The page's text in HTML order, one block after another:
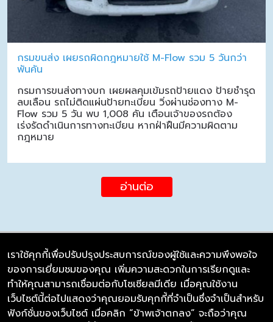
กรมขนส่ง เผยรถผิดกฎหมายใช้ M-Flow รวม 5 วันกว่า
พันคัน
กรมการขนส่งทางบก เผยผลคุมเข้มรถป้ายแดง ป้ายชำรุด
ลบเลือน รถไม่ติดแผ่นป้ายทะเบียน วิ่งผ่านช่องทาง M-
Flow รวม 5 วัน พบ 1,008 คัน เตือนเจ้าของรถต้อง
เร่งรัดดำเนินการทางทะเบียน หากฝ่าฝืนมีความผิดตาม
กฎหมาย
อ่านต่อ
บริษัท ซิมลิงค์ จำกัด
98/226 Bangrakyai-Baanmai Road,
Bangyai, Nonthaburi 11140
เราใช้คุกกี้เพื่อปรับปรุงประสบการณ์ของผู้ใช้และความพึงพอใจ
ของการเยี่ยมชมของคุณ เพิ่มความสะดวกในการเรียกดูและ
ทำให้คุณสามารถเชื่อมต่อกับโซเชียลมีเดีย เมื่อคุณใช้งาน
เว็บไซต์นี้ต่อไปแสดงว่าคุณยอมรับคุกกี้ที่จำเป็นซึ่งจำเป็นสำหรับ
ฟังก์ชั่นของเว็บไซต์ เมื่อคลิก “ข้าพเจ้าตกลง” จะถือว่าคุณ